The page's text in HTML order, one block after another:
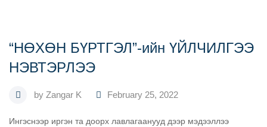
“НӨХӨН БҮРТГЭЛ”-ийн ҮЙЛЧИЛГЭЭ
НЭВТЭРЛЭЭ
by Zangar K February 25, 2022
Ингэснээр иргэн та доорх лавлагаанууд дээр мэдээллээ